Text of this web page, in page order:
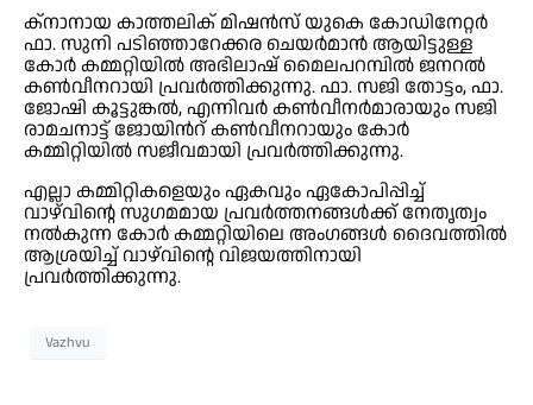
ക്നാനായ കാത്തലിക് മിഷൻസ് യുകെ കോഡിനേറ്റർ
ഫാ. സുനി പടിഞ്ഞാറേക്കര ചെയർമാൻ ആയിട്ടുള്ള
കോർ കമ്മറ്റിയിൽ അഭിലാഷ് മൈലപറമ്പിൽ ജനറൽ
കൺവീനറായി പ്രവർത്തിക്കുന്നു. ഫാ. സജി തോട്ടം, ഫാ.
ജോഷി കൂട്ടുങ്കൽ, എന്നിവർ കൺവീനർമാരായും സജി
രാമചനാട്ട് ജോയിൻറ് കൺവീനറായും കോർ
കമ്മിറ്റിയിൽ സജീവമായി പ്രവർത്തിക്കുന്നു.
എല്ലാ കമ്മിറ്റികളെയും ഏകവും ഏകോപിപ്പിച്ച്
വാഴ്‌വിന്റെ സുഗമമായ പ്രവർത്തനങ്ങൾക്ക് നേതൃത്വം
നൽകുന്ന കോർ കമ്മറ്റിയിലെ അംഗങ്ങൾ ദൈവത്തില്‍
ആശ്രയിച്ച് വാഴ്‌വിന്റെ വിജയത്തിനായി
പ്രവർത്തിക്കുന്നു.
Vazhvu